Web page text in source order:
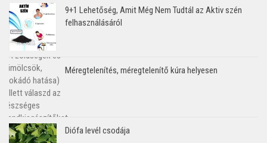
9+1 Lehetőség, Amit Még Nem Tudtál az Aktiv szén
felhasználásáról
Méregtelenítés, méregtelenítő kúra helyesen
Diófa levél csodája